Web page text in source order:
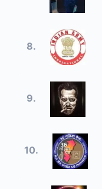
8.
9.
10.